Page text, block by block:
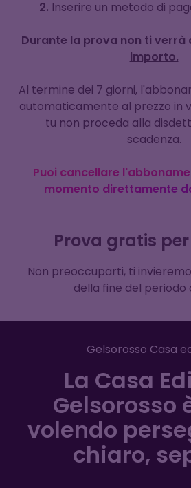
2. Inserire un metodo di
Durante la prova non ti
importo.
Al termine dei 7 giorni,
automaticamente al prezzo in
tu non proceda alla
scadenza.
Puoi cancellare
momento direttamente
Prova gratis
Non preoccuparti, ti
della fine del periodo
Gelsorosso Casa
La Casa
Gelsorosso
volendo
chiaro,